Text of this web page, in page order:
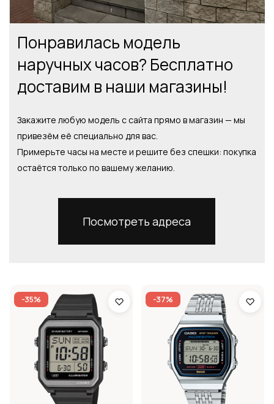
Понравилась модель
наручных часов? Бесплатно
доставим в наши магазины!
Закажите любую модель с сайта прямо в магазин — мы
привезём её специально для вас.
Примерьте часы на месте и решите без спешки: покупка
остаётся только по вашему желанию.
Посмотреть адреса
-35% -37%